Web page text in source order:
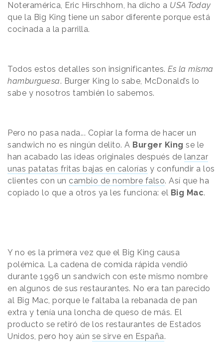
Noteramérica, Eric Hirschhorn, ha dicho a USA Today
que la Big King tiene un sabor diferente porque está
cocinada a la parrilla.
Todos estos detalles son insignificantes. Es la misma
hamburguesa. Burger King lo sabe, McDonald’s lo
sabe y nosotros también lo sabemos.
Pero no pasa nada... Copiar la forma de hacer un
sandwich no es ningún delito. A Burger King se le
han acabado las ideas originales después de lanzar
unas patatas fritas bajas en calorías y confundir a los
clientes con un cambio de nombre falso. Así que ha
copiado lo que a otros ya les funciona: el Big Mac.
Y no es la primera vez que el Big King causa
polémica. La cadena de comida rápida vendió
durante 1996 un sandwich con este mismo nombre
en algunos de sus restaurantes. No era tan parecido
al Big Mac, porque le faltaba la rebanada de pan
extra y tenía una loncha de queso de más. El
producto se retiró de los restaurantes de Estados
Unidos, pero hoy aún se sirve en España.